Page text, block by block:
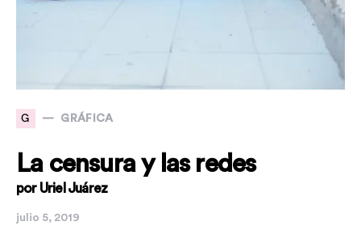
G GRÁFICA
La censura y las redes
por Uriel Juárez
julio 5, 2019